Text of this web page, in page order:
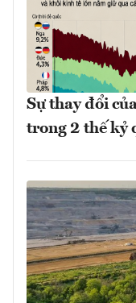
Sự thay đổi
trong 2 thế kỷ